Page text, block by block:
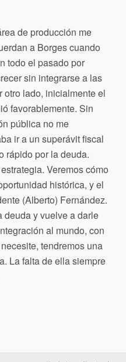
de producción me
a Borges cuando
todo el pasado por
sin integrarse a las
otro lado, inicialmente el
favorablemente. Sin
pública no me
ir a un superávit fiscal
rápido por la deuda.
Veremos cómo
histórica, y el
(Alberto) Fernández.
deuda y vuelve a darle
al mundo, con
tendremos una
La falta de ella siempre